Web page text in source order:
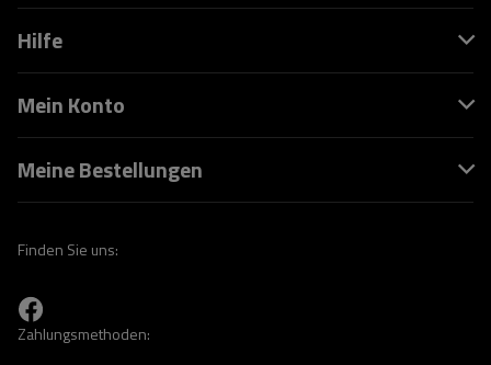
Hilfe
Mein Konto
Meine Bestellungen
Finden Sie uns:
Zahlungsmethoden: